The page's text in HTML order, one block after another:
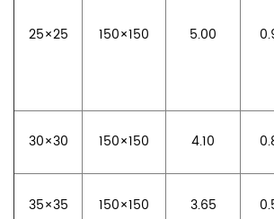
25×25 150×150 5.00
30×30 150×150 4.10
35×35 150×150 3.65